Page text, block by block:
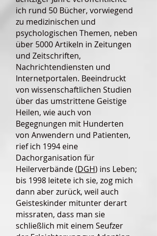
ich rund 50 Bücher, vorwiegend
zu medizinischen und
psychologischen Themen, neben
über 5000 Artikeln in Zeitungen
und Zeitschriften,
Nachrichtendiensten und
Internetportalen. Beeindruckt
von wissenschaftlichen Studien
über das umstrittene Geistige
Heilen, wie auch von
Begegnungen mit Hunderten
von Anwendern und Patienten,
rief ich 1994 eine
Dachorganisation für
Heilerverbände (DGH) ins Leben;
bis 1998 leitete ich sie, zog mich
dann aber zurück, weil auch
Geisteskinder mitunter derart
missraten, dass man sie
schließlich mit einem Seufzer